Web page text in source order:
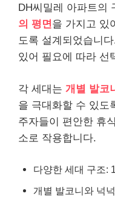
DH씨밀레 아파트의
의 평면을 가지고 있
도록 설계되었습니
있어 필요에 따라 선
각 세대는 개별 발코
을 극대화할 수 있도
주자들이 편안한 휴
소로 작용합니다.
다양한 세대 구조:
개별 발코니와 넉